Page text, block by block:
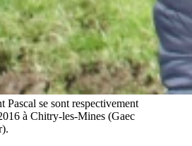
Pascal se sont respectivement
à Chitry-les-Mines (Gaec